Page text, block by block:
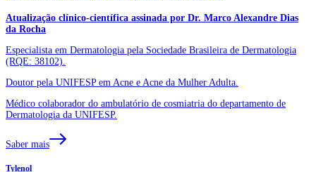
Atualização clínico-científica assinada por Dr. Marco Alexandre Dias
da Rocha
Especialista em Dermatologia pela Sociedade Brasileira de Dermatologia
(RQE: 38102).
Doutor pela UNIFESP em Acne e Acne da Mulher Adulta.
Médico colaborador do ambulatório de cosmiatria do departamento de
Dermatologia da UNIFESP.
Saber mais
Tylenol